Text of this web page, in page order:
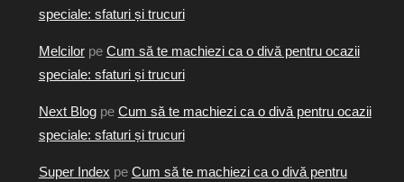
speciale: sfaturi și trucuri
Melcilorpe Cum să te machiezi ca o divă pentru ocazii
speciale: sfaturi și trucuri
Next Blogpe Cum să te machiezi ca o divă pentru ocazii
speciale: sfaturi și trucuri
Super Index pe Cum să te machiezi ca o divă pentru